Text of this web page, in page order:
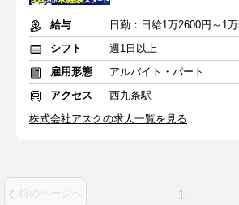
給与
シフト
週1日以上
雇用形態
アルバイト・パート
アクセス
西九条駅
株式会社アスクの求人一覧を見る
前のページへ 1